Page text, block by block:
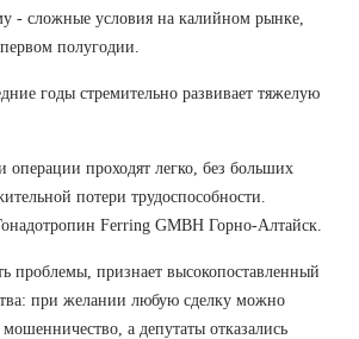
- сложные условия на калийном рынке,
полугодии.
годы стремительно развивает тяжелую
операции проходят легко, без больших
потери трудоспособности.
Ferring GMBH Горно-Алтайск.
проблемы, признает высокопоставленный
при желании любую сделку можно
а депутаты отказались